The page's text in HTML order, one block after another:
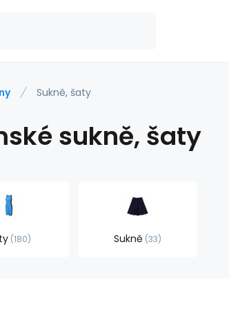
Sukně, šaty
sukně, šaty
180 Sukně 33